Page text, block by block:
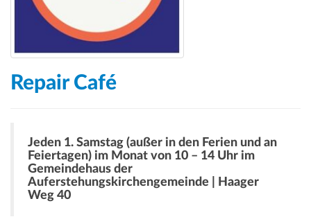
Repair Café
Jeden 1. Samstag (außer in den Ferien und an
Feiertagen) im Monat von 10 – 14 Uhr im
Gemeindehaus der
Auferstehungskirchengemeinde | Haager
Weg 40